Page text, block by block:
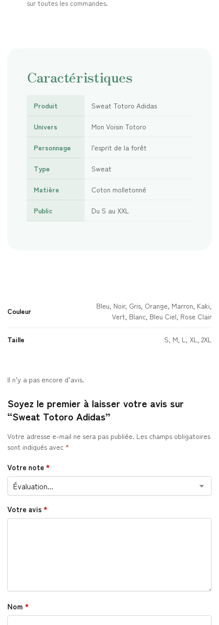
sur toutes les commandes.
Caractéristiques
Produit Sweat Totoro Adidas
Univers Mon Voisin Totoro
Personnage l’esprit de la forêt
Type Sweat
Matière Coton molletonné
Public Du S au XXL
Couleur
Bleu, Noir, Gris, Orange, Marron, Kaki,
Vert, Blanc, Bleu Ciel, Rose Clair
Taille S, M, L, XL, 2XL
Il n’y a pas encore d’avis.
Soyez le premier à laisser votre avis sur
“Sweat Totoro Adidas”
Votre adresse e-mail ne sera pas publiée. Les champs obligatoires
sont indiqués avec *
Votre note*
Votre avis*
Nom *